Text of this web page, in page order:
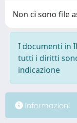
Non ci sono file
I documenti in
tutti i diritti
indicazione
Informazioni